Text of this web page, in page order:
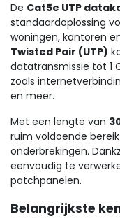
De Cat5e UTP
standaardoplossing
woningen, kantoren
Twisted Pair (UTP)
datatransmissie tot 1
zoals
en meer.
Met een lengte van
ruim voldoende
onderbrekingen.
eenvoudig te
patchpanelen.
Belangrijkste